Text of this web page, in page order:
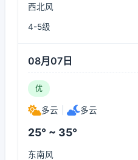
西北风
4-5级
08月07日
优
多云 多云
25° ~ 35°
东南风